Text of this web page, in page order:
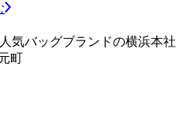
気バッグブランドの横浜本社
町